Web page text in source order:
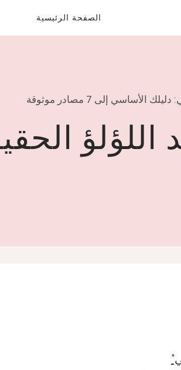
الصفحة الرئيسية
إلى 7 مصادر موثوقة